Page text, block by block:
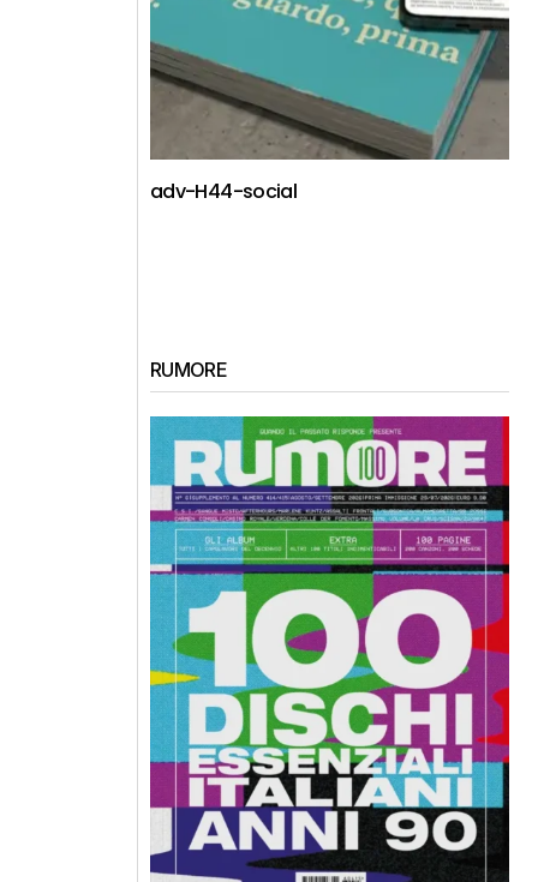
adv-H44-social
RUMORE